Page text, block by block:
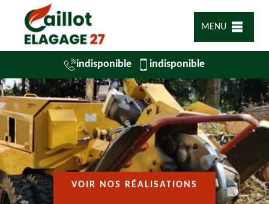
MENU
indisponible indisponible
VOIR NOS RÉALISATIONS